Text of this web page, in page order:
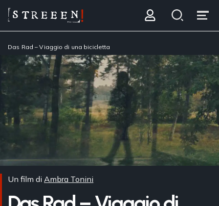
Das Rad – Viaggio di una bicicletta
Un film diAmbra Tonini